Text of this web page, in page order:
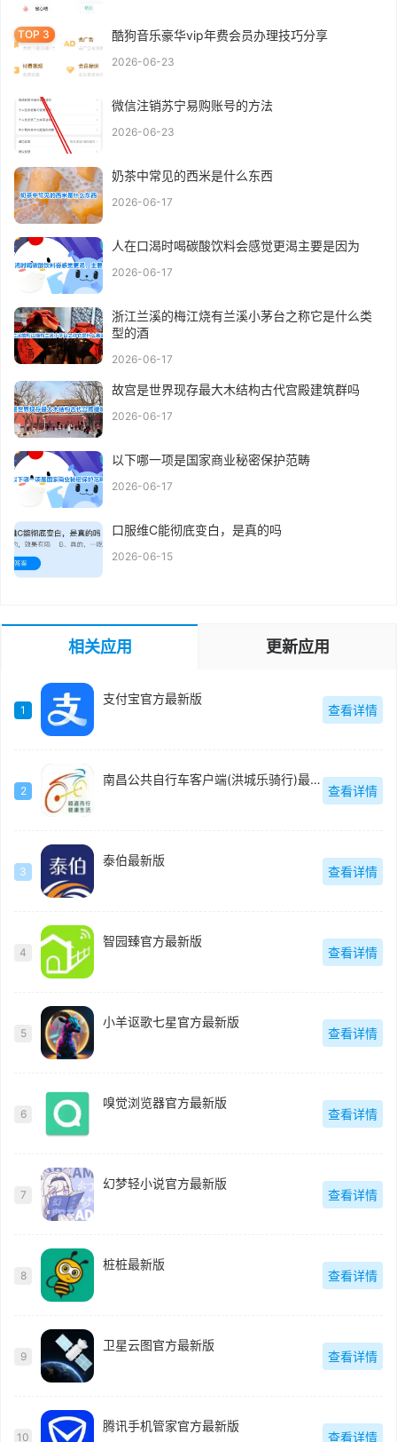
酷狗音乐豪华vip年费会员办理技巧分享
2026-06-23
微信注销苏宁易购账号的方法
2026-06-23
奶茶中常见的西米是什么东西
2026-06-17
人在口渴时喝碳酸饮料会感觉更渴主要是因为
2026-06-17
浙江兰溪的梅江烧有兰溪小茅台之称它是什么类
型的酒
2026-06-17
故宫是世界现存最大木结构古代宫殿建筑群吗
2026-06-17
以下哪一项是国家商业秘密保护范畴
2026-06-17
口服维C能彻底变白，是真的吗
2026-06-15
相关应用 更新应用
1
支付宝官方最新版
查看详情
2
南昌公共自行车客户端(洪城乐骑行)最新版
查看详情
3
泰伯最新版
查看详情
4
智园臻官方最新版
查看详情
5
小羊讴歌七星官方最新版
查看详情
6
嗅觉浏览器官方最新版
查看详情
7
幻梦轻小说官方最新版
查看详情
8
桩桩最新版
查看详情
9
卫星云图官方最新版
查看详情
10
腾讯手机管家官方最新版
查看详情